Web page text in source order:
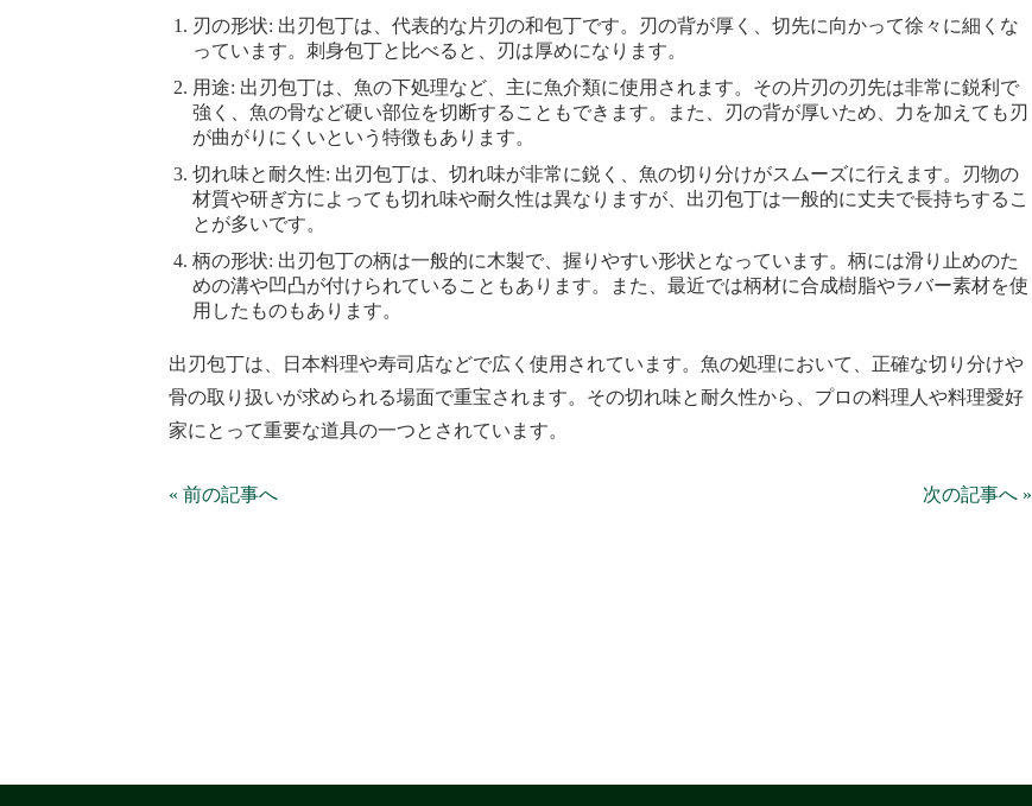
刃の形状: 出刃包丁は、代表的な片刃の和包丁です。刃の背が厚く、切先に向かって徐々に細くな
っています。刺身包丁と比べると、刃は厚めになります。
用途: 出刃包丁は、魚の下処理など、主に魚介類に使用されます。その片刃の刃先は非常に鋭利で
強く、魚の骨など硬い部位を切断することもできます。また、刃の背が厚いため、力を加えても刃
が曲がりにくいという特徴もあります。
切れ味と耐久性: 出刃包丁は、切れ味が非常に鋭く、魚の切り分けがスムーズに行えます。刃物の
材質や研ぎ方によっても切れ味や耐久性は異なりますが、出刃包丁は一般的に丈夫で長持ちするこ
とが多いです。
柄の形状: 出刃包丁の柄は一般的に木製で、握りやすい形状となっています。柄には滑り止めのた
めの溝や凹凸が付けられていることもあります。また、最近では柄材に合成樹脂やラバー素材を使
用したものもあります。
出刃包丁は、日本料理や寿司店などで広く使用されています。魚の処理において、正確な切り分けや
骨の取り扱いが求められる場面で重宝されます。その切れ味と耐久性から、プロの料理人や料理愛好
家にとって重要な道具の一つとされています。
« 前の記事へ 次の記事へ »